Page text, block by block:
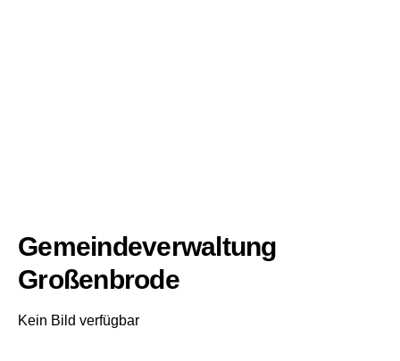
Gemeindeverwaltung
Großenbrode
Kein Bild verfügbar